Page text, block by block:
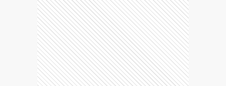
La semana pasada se conoció el punto de
quiebre de un conflicto de arrastre, con falta de
diálogo entre las partes y la sensación para